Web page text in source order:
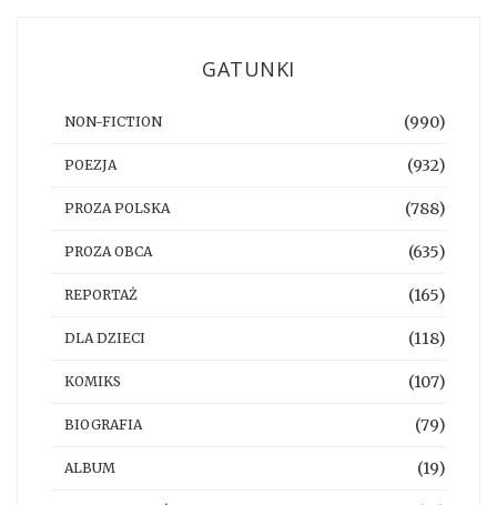
GATUNKI
NON-FICTION (990)
POEZJA (932)
PROZA POLSKA (788)
PROZA OBCA (635)
REPORTAŻ (165)
DLA DZIECI (118)
KOMIKS (107)
BIOGRAFIA (79)
ALBUM (19)